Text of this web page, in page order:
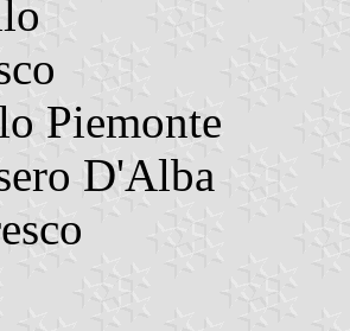
Piemonte
D'Alba